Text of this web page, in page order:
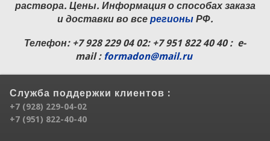
раствора. Цены. Информация о способах заказа
и доставки во все регионыРФ.
Телефон: +7 928 229 04 02: +7 951 822 40 40 : e-
mail : formadon@mail.ru
Служба поддержки клиентов :
+7 (928) 229-04-02
+7 (951) 822-40-40